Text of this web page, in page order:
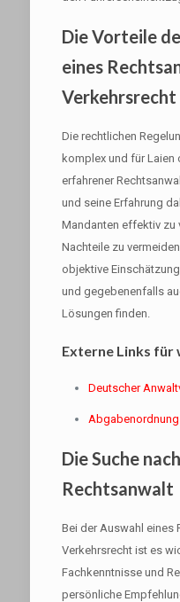
Die Vorteile
eines
Verkehrsrecht
Die rechtlichen
komplex und für Laien
erfahrener
und seine Erfahrung
Mandanten effektiv zu
Nachteile zu
objektive
und gegebenenfalls
Lösungen finden.
Externe Links
Deutscher
Abgabenordnung
Die Suche
Rechtsanwalt
Bei der Auswahl eines
Verkehrsrecht ist es
Fachkenntnisse und
persönliche